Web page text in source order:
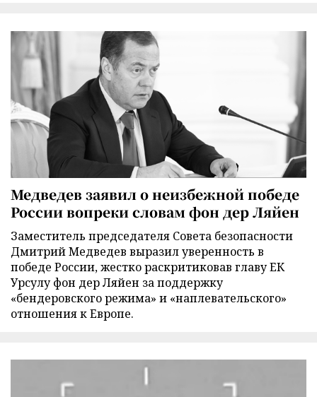
Медведев заявил о неизбежной победе
России вопреки словам фон дер Ляйен
Заместитель председателя Совета безопасности
Дмитрий Медведев выразил уверенность в
победе России, жестко раскритиковав главу ЕК
Урсулу фон дер Ляйен за поддержку
«бендеровского режима» и «наплевательского»
отношения к Европе.